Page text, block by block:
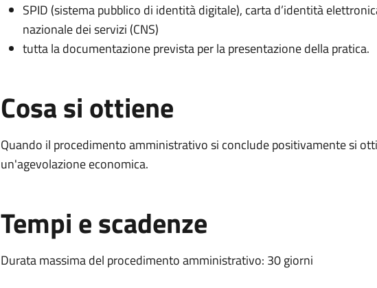
SPID (sistema pubblico di identità digitale), carta d’identità
nazionale dei servizi (CNS)
tutta la documentazione prevista per la presentazione della pratica.
Cosa si ottiene
Quando il procedimento amministrativo si conclude positivamente si
un'agevolazione economica.
Tempi e scadenze
Durata massima del procedimento amministrativo: 30 giorni